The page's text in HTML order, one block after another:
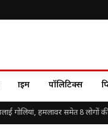
क्राइम पॉलिटिक्स
गोलियां, हमलावर समेत 8 लोगों की